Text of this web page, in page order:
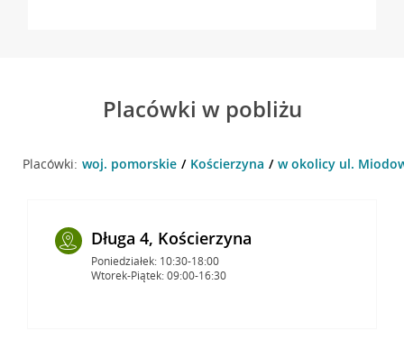
Placówki w pobliżu
Placówki: woj. pomorskie Kościerzyna w okolicy ul.
Długa 4, Kościerzyna
Poniedziałek: 10:30-18:00
Wtorek-Piątek: 09:00-16:30